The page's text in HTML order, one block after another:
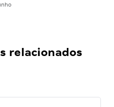
relacionados